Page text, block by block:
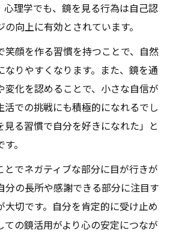
心理学でも、鏡を見る行為は自己認
向上に有効とされています。
笑顔を作る習慣を持つことで、自然
なりやすくなります。また、鏡を通
変化を認めることで、小さな自信が
活での挑戦にも積極的になれるでし
見る習慣で自分を好きになれた」と
。
とでネガティブな部分に目が行きが
分の長所や感謝できる部分に注目す
大切です。自分を肯定的に受け止め
ての鏡活用がより心の安定につなが